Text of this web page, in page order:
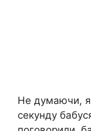
Не думаючи, я
секунду